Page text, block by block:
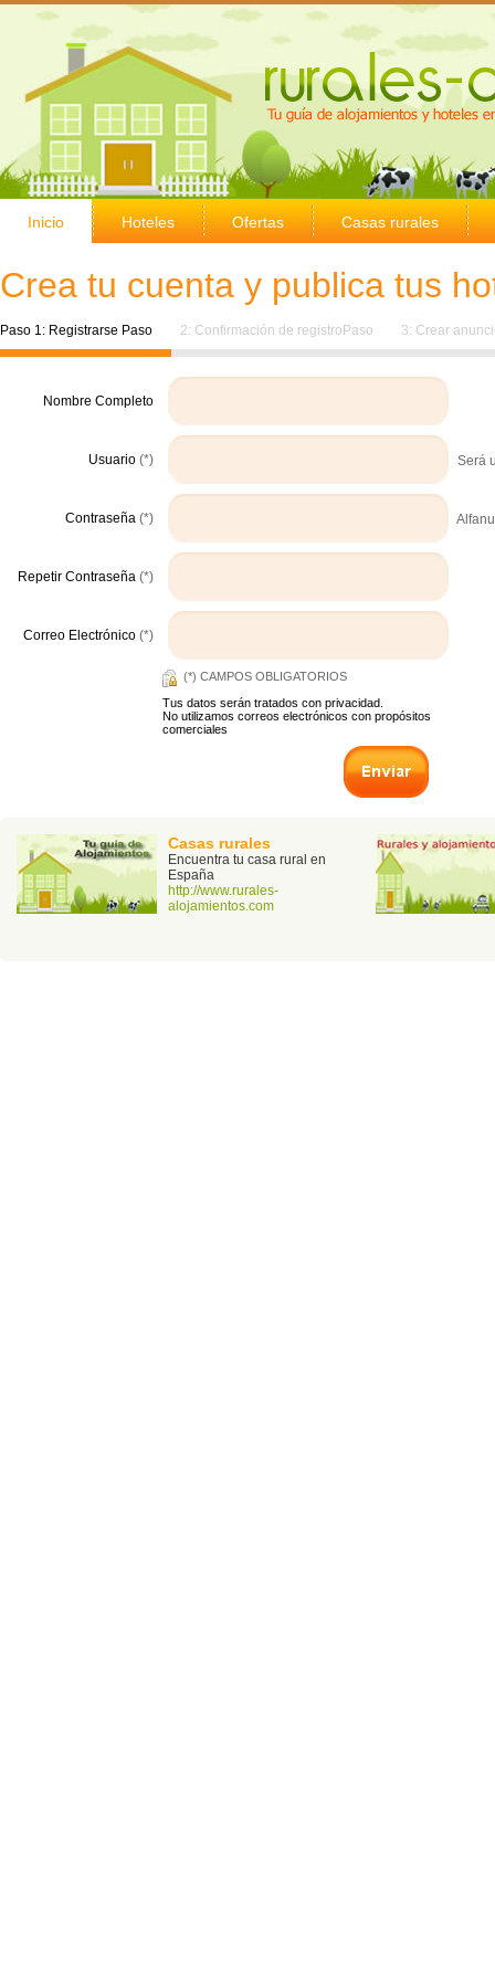
Inicio Hoteles Ofertas Casas rurales
Crea tu cuenta y publica tus
Paso 1: Registrarse Paso 2: Confirmación de registroPaso 3: Crear
Nombre Completo
Usuario (*) Será
Contraseña (*)
Repetir Contraseña (*)
Correo Electrónico (*)
(*) CAMPOS OBLIGATORIOS
Tus datos serán tratados con privacidad.
No utilizamos correos electrónicos con propósitos
comerciales
Casas rurales
Encuentra tu casa rural en
España
http://www.rurales-
alojamientos.com